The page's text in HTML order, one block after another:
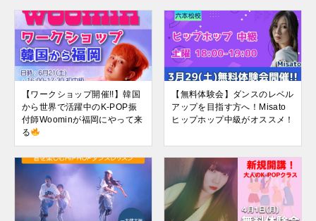
【ワークショップ開催!!】韓国
から世界で活躍中のK-POP振
付師Woominが福岡にやって来
る
【無料体験会】ダンスのレベル
アップを目指す方へ！Misato
ヒップホップ中級がオススメ！